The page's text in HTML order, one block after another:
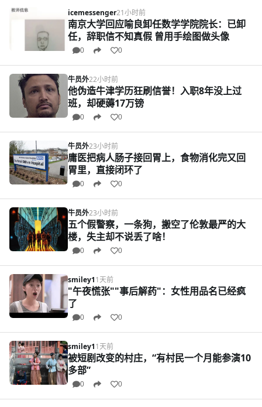
icemessenger21小时前
南京大学回应喻良卸任数学学院院长：已卸
任，辞职信不知真假 曾用手绘图做头像
0 0
牛员外22小时前
他伪造牛津学历狂刷信誉！入职8年没上过
班，却硬薅17万镑
0 0
牛员外23小时前
庸医把病人肠子接回胃上，食物消化完又回
胃里，直接闭环了
0 0
牛员外23小时前
五个假警察，一条狗，搬空了伦敦最严的大
楼，失主却不说丢了啥！
0 0
smiley11天前
"午夜慌张""事后解药"：女性用品名已经疯
了
0 0
smiley11天前
被短剧改变的村庄，“有村民一个月能参演10
多部”
0 0